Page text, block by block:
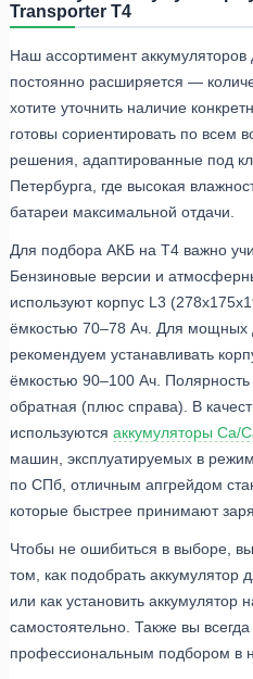
Transporter T4
Наш ассортимент аккумуляторов
постоянно расширяется —
хотите уточнить наличие
готовы сориентировать по всем
решения, адаптированные под
Петербурга, где высокая
батареи максимальной отдачи.
Для подбора АКБ на Т4 важно
Бензиновые версии и
используют корпус L3
ёмкостью 70–78 Ач. Для мощных
рекомендуем устанавливать
ёмкостью 90–100 Ач.
обратная (плюс справа). В
используются аккумуляторы Ca/
машин, эксплуатируемых в
по СПб, отличным апгрейдом
которые быстрее принимают
Чтобы не ошибиться в выборе,
том, как подобрать аккумулятор
или как установить
самостоятельно. Также вы
профессиональным подбором в